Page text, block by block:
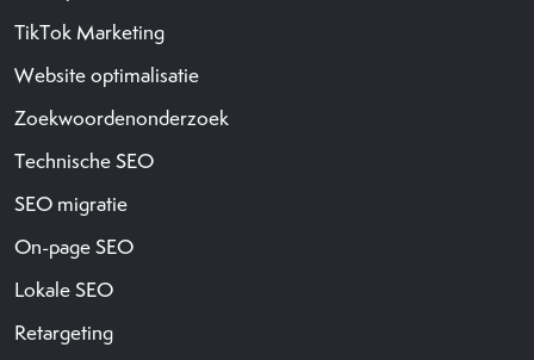
TikTok Marketing
Website optimalisatie
Zoekwoordenonderzoek
Technische SEO
SEO migratie
On-page SEO
Lokale SEO
Retargeting